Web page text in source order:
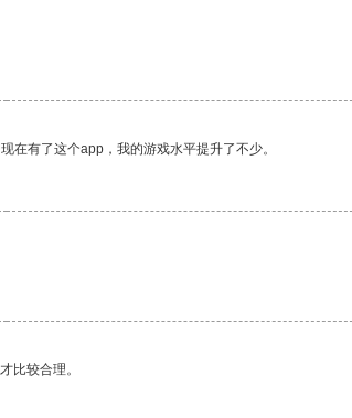
在有了这个app，我的游戏水平提升了不少。
比较合理。